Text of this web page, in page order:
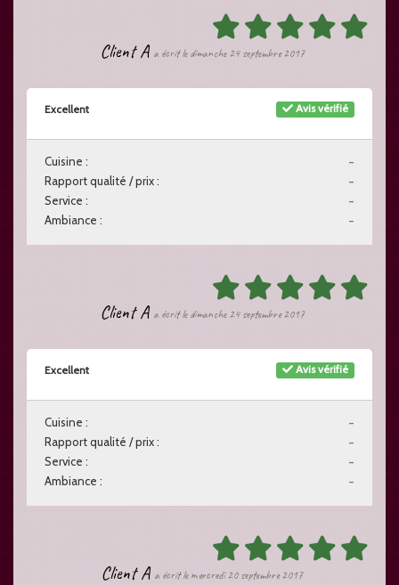
Client A a écrit le dimanche 24 septembre 2017
Avis vérifié
Excellent
-
Cuisine :
-
Rapport qualité / prix :
-
Service :
-
Ambiance :
Client A a écrit le dimanche 24 septembre 2017
Avis vérifié
Excellent
-
Cuisine :
-
Rapport qualité / prix :
-
Service :
-
Ambiance :
Client A a écrit le mercredi 20 septembre 2017